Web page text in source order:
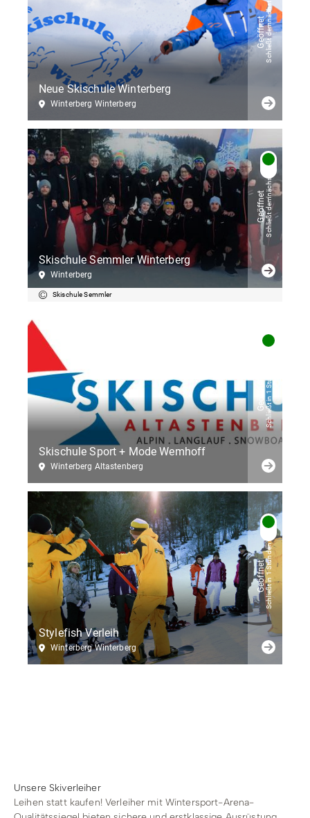
Neue Skischule Winterberg
Winterberg Winterberg
GeöffnetSchließt demnächst
Skischule Semmler Winterberg
Winterberg
GeöffnetSchließt demnächst
Skischule Semmler
Skischule Sport + Mode Wemhoff
Winterberg Altastenberg
GeöffnetSchließt in 1 Stunden
Stylefish Verleih
Winterberg Winterberg
GeöffnetSchließt in 1 Stunden
Unsere Skiverleiher
Leihen statt kaufen! Verleiher mit Wintersport-Arena-